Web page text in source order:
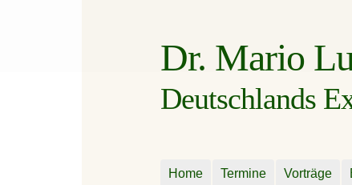
Dr. Mario
Deutschlands
Home Termine Vorträge